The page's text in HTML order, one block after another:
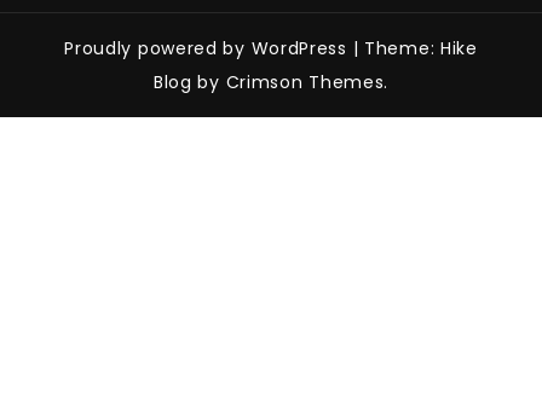
Proudly powered by WordPress | Theme: Hike
Blog by Crimson Themes.